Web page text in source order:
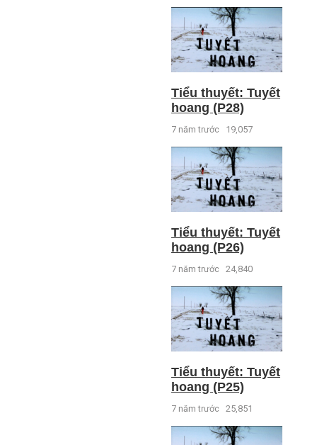
Tiểu thuyết: Tuyết
hoang (P28)
7 năm trước 19,057
Tiểu thuyết: Tuyết
hoang (P26)
7 năm trước 24,840
Tiểu thuyết: Tuyết
hoang (P25)
7 năm trước 25,851